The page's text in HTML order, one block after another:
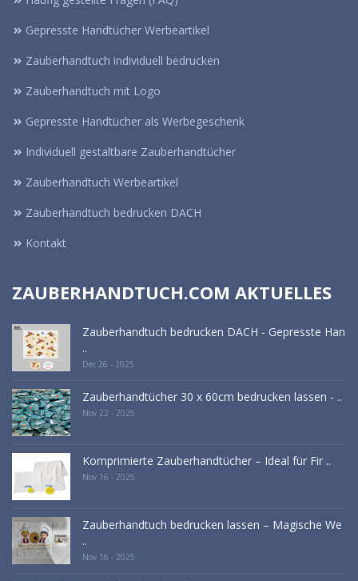
Gepresste Handtücher Werbeartikel
Zauberhandtuch individuell bedrucken
Zauberhandtuch mit Logo
Gepresste Handtücher als Werbegeschenk
Individuell gestaltbare Zauberhandtücher
Zauberhandtuch Werbeartikel
Zauberhandtuch bedrucken DACH
Kontakt
ZAUBERHANDTUCH.COM AKTUELLES
Zauberhandtuch bedrucken DACH - Gepresste Han
..
Dec 26 - 2025
Zauberhandtücher 30 x 60cm bedrucken lassen - ..
Nov 22 - 2025
Komprimierte Zauberhandtücher – Ideal für Fir ..
Nov 16 - 2025
Zauberhandtuch bedrucken lassen – Magische We
..
Nov 16 - 2025